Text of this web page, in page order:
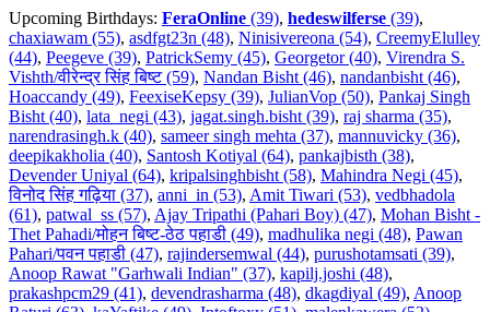
Upcoming Birthdays: FeraOnline (39), hedeswilferse (39),
chaxiawam (55), asdfgt23n (48), Ninisivereona (54), CreemyElulley
(44), Peegeve (39), PatrickSemy (45), Georgetor (40), Virendra S.
Vishth/वीरेन्द्र सिंह बिष्ट (59), Nandan Bisht (46), nandanbisht (46),
Hoaccandy (49), FeexiseKepsy (39), JulianVop (50), Pankaj Singh
Bisht (40), lata_negi (43), jagat.singh.bisht (39), raj sharma (35),
narendrasingh.k (40), sameer singh mehta (37), mannuvicky (36),
deepikakholia (40), Santosh Kotiyal (64), pankajbisth (38),
Devender Uniyal (64), kripalsinghbisht (58), Mahindra Negi (45),
विनोद सिंह गढ़िया (37), anni_in (53), Amit Tiwari (53), vedbhadola
(61), patwal_ss (57), Ajay Tripathi (Pahari Boy) (47), Mohan Bisht -
Thet Pahadi/मोहन बिष्ट-ठेठ पहाडी (49), madhulika negi (48), Pawan
Pahari/पवन पहाडी (47), rajindersemwal (44), purushotamsati (39),
Anoop Rawat "Garhwali Indian" (37), kapilj.joshi (48),
prakashpcm29 (41), devendrasharma (48), dkagdiyal (49), Anoop